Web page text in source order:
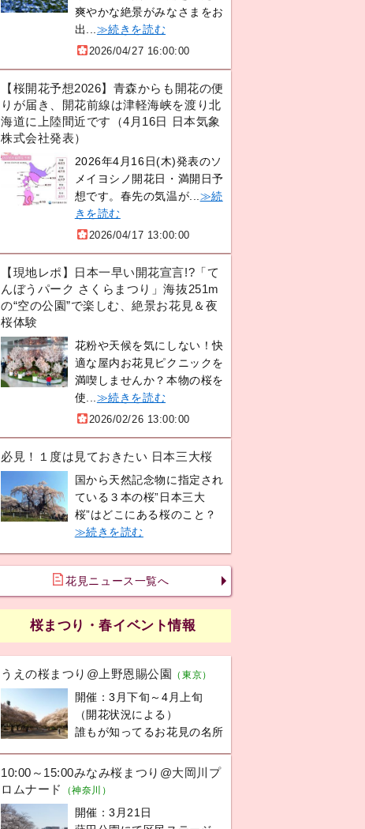
爽やかな絶景がみなさまをお
出... ≫続きを読む
2026/04/27 16:00:00
【桜開花予想2026】青森からも開花の便
りが届き、開花前線は津軽海峡を渡り北
海道に上陸間近です（4月16日 日本気象
株式会社発表）
2026年4月16日(木)発表のソ
メイヨシノ開花日・満開日予
想です。春先の気温が... ≫続
きを読む
2026/04/17 13:00:00
【現地レポ】日本一早い開花宣言!?「て
んぼうパーク さくらまつり」海抜251m
の“空の公園”で楽しむ、絶景お花見＆夜
桜体験
花粉や天候を気にしない！快
適な屋内お花見ピクニックを
満喫しませんか？本物の桜を
使... ≫続きを読む
2026/02/26 13:00:00
必見！１度は見ておきたい 日本三大桜
国から天然記念物に指定され
ている３本の桜”日本三大
桜”はどこにある桜のこと？
≫続きを読む
花見ニュース一覧へ
桜まつり・春イベント情報
うえの桜まつり@上野恩賜公園 （東京）
開催：3月下旬～4月上旬
（開花状況による）
誰もが知ってるお花見の名所
10:00～15:00みなみ桜まつり@大岡川プ
ロムナード
（神奈川）
開催：3月21日